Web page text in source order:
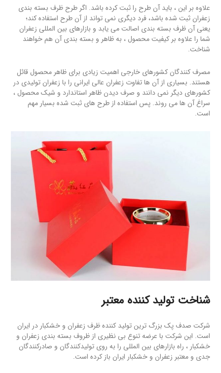
علاوه بر این ، باید آن طرح را ثبت کرده باشد. اگر طرح ظرف بسته بندی
زعفران ثبت شده باشد، فرد دیگری نمی تواند از آن طرح استفاده کند؛
یعنی آن ظرف بسته بندی اصالت می یابد و بازارهای بین المللی زعفران
شما را علاوه بر کیفیت محصول ، به ظاهر و بسته بندی آن هم خواهند
شناخت.
مصرف کنندگان کشورهای خارجی اهمیت زیادی برای ظاهر محصول قائل
هستند. بسیاری از آن ها تفاوت زعفران عالی ایرانی را با زعفران تولیدی در
کشورهای دیگر نمی دانند و صرف دیدن ظاهر استاندارد و شیک محصول ،
سراغ آن ها می روند. پس استفاده از طرح های ثبت شده بسیار مهم
است.
شناخت تولید کننده معتبر
شرکت صدف پک بزرگ ترین تولید کننده ظرف زعفران و خشکبار در ایران
است. این شرکت با عرضه تنوع بی نظیری از ظروف بسته بندی زعفران و
خشکبار ، راه بازارهای بین المللی را به روی تولیدکنندگان و صادرکنندگان
جدی و معتبر زعفران و خشکبار ایران باز کرده است.